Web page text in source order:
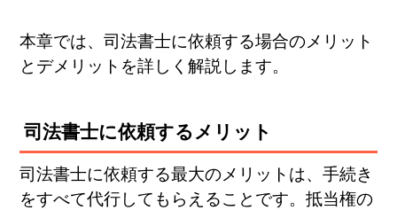
本章では、司法書士に依頼する場合のメリット
とデメリットを詳しく解説します。
司法書士に依頼するメリット
司法書士に依頼する最大のメリットは、手続き
をすべて代行してもらえることです。抵当権の